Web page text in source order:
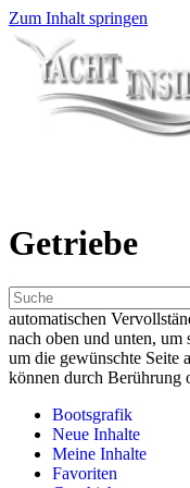
Zum Inhalt springen
Getriebe
automatischen
nach oben und unten, um
um die gewünschte Seite
können durch Berührung
Bootsgrafik
Neue Inhalte
Meine Inhalte
Favoriten